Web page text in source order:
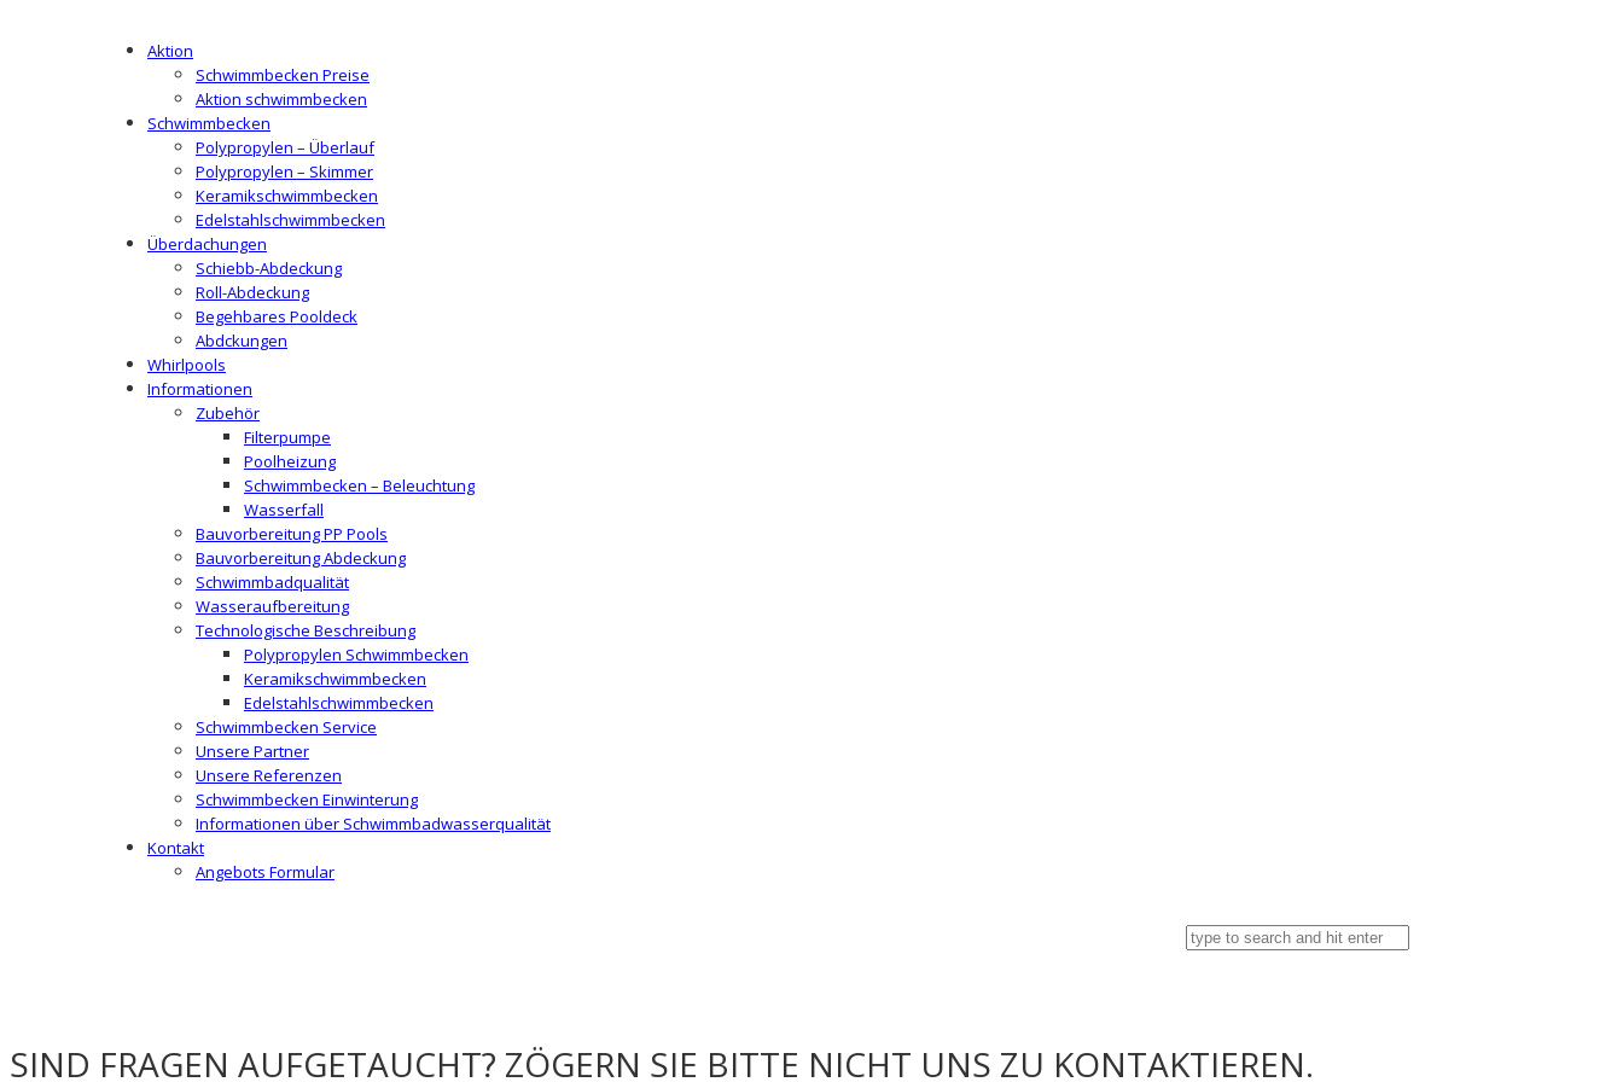
Aktion
Schwimmbecken Preise
Aktion schwimmbecken
Schwimmbecken
Polypropylen – Überlauf
Polypropylen – Skimmer
Keramikschwimmbecken
Edelstahlschwimmbecken
Überdachungen
Schiebb-Abdeckung
Roll-Abdeckung
Begehbares Pooldeck
Abdckungen
Whirlpools
Informationen
Zubehör
Filterpumpe
Poolheizung
Schwimmbecken – Beleuchtung
Wasserfall
Bauvorbereitung PP Pools
Bauvorbereitung Abdeckung
Schwimmbadqualität
Wasseraufbereitung
Technologische Beschreibung
Polypropylen Schwimmbecken
Keramikschwimmbecken
Edelstahlschwimmbecken
Schwimmbecken Service
Unsere Partner
Unsere Referenzen
Schwimmbecken Einwinterung
Informationen über Schwimmbadwasserqualität
Kontakt
Angebots Formular
SIND FRAGEN AUFGETAUCHT? ZÖGERN SIE BITTE NICHT UNS ZU KONTAKTIEREN.